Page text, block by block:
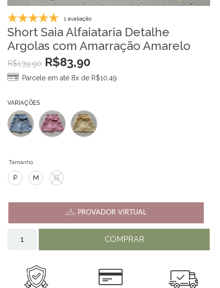
1 avaliação
Short Saia Alfaiataria Detalhe
Argolas com Amarração Amarelo
R$139,90 R$83,90
Parcele em até 8x de R$10,49
VARIAÇÕES
Tamanho
P M G
PROVADOR VIRTUAL
COMPRAR